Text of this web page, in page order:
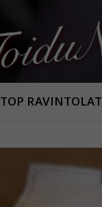
TOP RAVINTOLAT